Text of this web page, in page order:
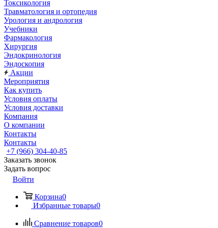
Токсикология
Травматология и ортопедия
Урология и андрология
Учебники
Фармакология
Хирургия
Эндокринология
Эндоскопия
Акции
Мероприятия
Как купить
Условия оплаты
Условия доставки
Компания
О компании
Контакты
Контакты
+7 (966) 304-40-85
Заказать звонок
Задать вопрос
Войти
Корзина0
Избранные товары0
Сравнение товаров0